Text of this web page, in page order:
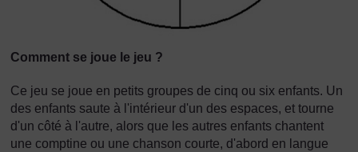
Comment se joue le jeu ?
Ce jeu se joue en petits groupes de cinq ou six enfants. Un
des enfants saute à l'intérieur d'un des espaces, et tourne
d'un côté à l'autre, alors que les autres enfants chantent
une comptine ou une chanson courte, d'abord en langue